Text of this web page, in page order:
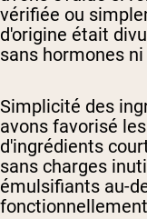
vérifiée ou
d'origine était
sans hormones
Simplicité des
avons favorisé
d'ingrédients
sans charges
émulsifiants au-